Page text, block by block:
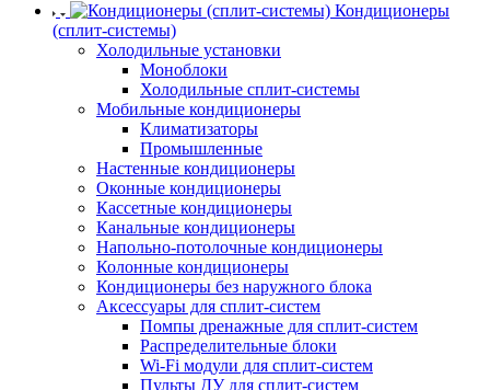
Кондиционеры
(сплит-системы)
Холодильные установки
Моноблоки
Холодильные сплит-системы
Мобильные кондиционеры
Климатизаторы
Промышленные
Настенные кондиционеры
Оконные кондиционеры
Кассетные кондиционеры
Канальные кондиционеры
Напольно-потолочные кондиционеры
Колонные кондиционеры
Кондиционеры без наружного блока
Аксессуары для сплит-систем
Помпы дренажные для сплит-систем
Распределительные блоки
Wi-Fi модули для сплит-систем
Пульты ДУ для сплит-систем